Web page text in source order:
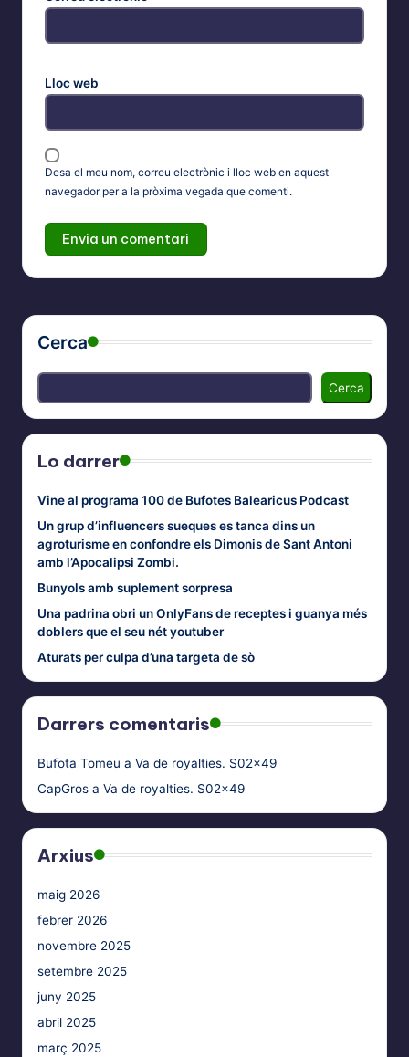
Lloc web
Desa el meu nom, correu electrònic i lloc web en aquest
navegador per a la pròxima vegada que comenti.
Cerca
Cerca
Lo darrer
Vine al programa 100 de Bufotes Balearicus Podcast
Un grup d’influencers sueques es tanca dins un
agroturisme en confondre els Dimonis de Sant Antoni
amb l’Apocalipsi Zombi.
Bunyols amb suplement sorpresa
Una padrina obri un OnlyFans de receptes i guanya més
doblers que el seu nét youtuber
Aturats per culpa d’una targeta de sò
Darrers comentaris
Bufota Tomeu a Va de royalties. S02x49
CapGros a Va de royalties. S02x49
Arxius
maig 2026
febrer 2026
novembre 2025
setembre 2025
juny 2025
abril 2025
març 2025